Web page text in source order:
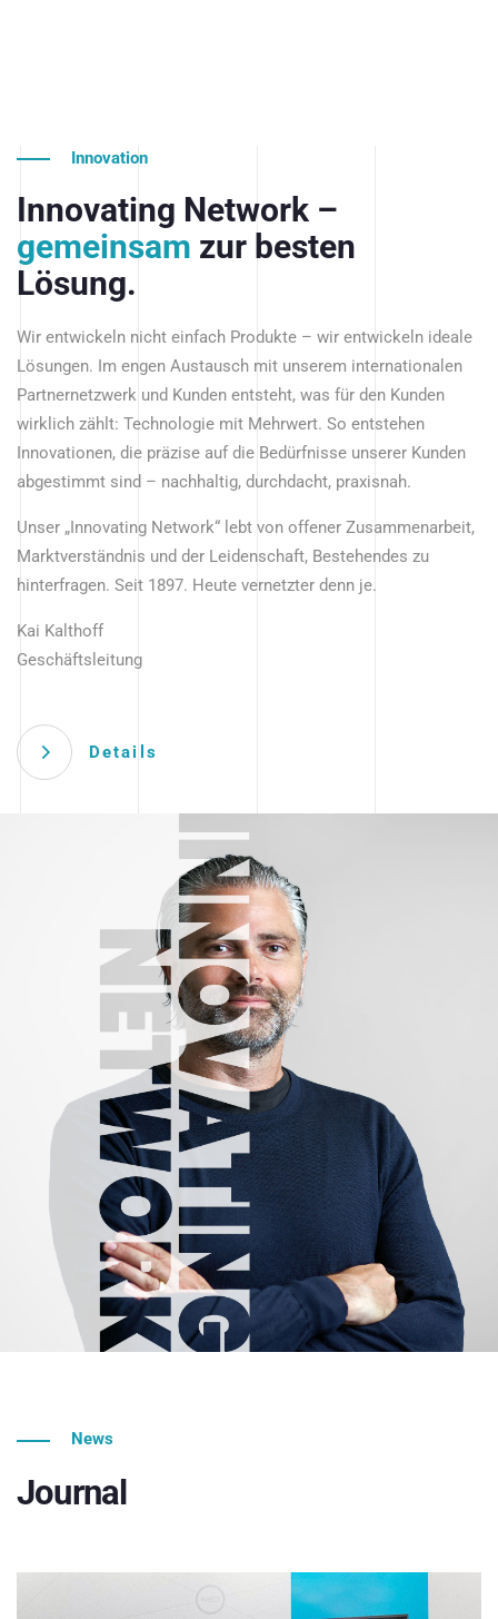
Innovation
Innovating Network –
gemeinsam zur besten
Lösung.
Wir entwickeln nicht einfach Produkte – wir entwickeln ideale
Lösungen. Im engen Austausch mit unserem internationalen
Partnernetzwerk und Kunden entsteht, was für den Kunden
wirklich zählt: Technologie mit Mehrwert. So entstehen
Innovationen, die präzise auf die Bedürfnisse unserer Kunden
abgestimmt sind – nachhaltig, durchdacht, praxisnah.
Unser „Innovating Network“ lebt von offener Zusammenarbeit,
Marktverständnis und der Leidenschaft, Bestehendes zu
hinterfragen. Seit 1897. Heute vernetzter denn je.
Kai Kalthoff
Geschäftsleitung
Details
News
Journal